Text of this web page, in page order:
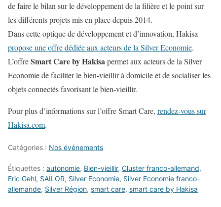
de faire le bilan sur le développement de la filière et le point sur
les différents projets mis en place depuis 2014.
Dans cette optique de développement et d’innovation, Hakisa
propose une offre dédiée aux acteurs de la Silver Economie.
L’offreSmart Care by Hakisapermet aux acteurs de la Silver
Economie de faciliter le bien-vieillir à domicile et de socialiser les
objets connectés favorisant le bien-vieillir.
Pour plus d’informations sur l’offre Smart Care, rendez-vous sur
Hakisa.com.
Catégories : Nos événements
Étiquettes : autonomie, Bien-vieillir, Cluster franco-allemand,
Eric Gehl, SAILOR, Silver Economie, Silver Economie franco-
allemande, Silver Région, smart care, smart care by Hakisa